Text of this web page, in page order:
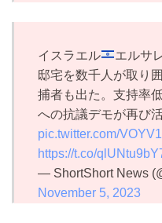
イスラエル
エルサ
邸宅を数千人が取り
捕者も出た。支持率
への抗議デモが再び活
pic.twitter.com/
https://t.co/
— ShortShort News
November 5, 2023